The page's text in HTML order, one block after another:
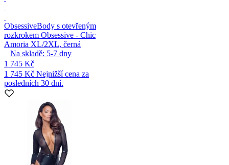
ObsessiveBody s otevřeným
rozkrokem Obsessive - Chic
Amoria XL/2XL, černá
Na skladě: 5-7 dny
1 745 Kč
1 745 Kč Nejnižší cena za
posledních 30 dní.